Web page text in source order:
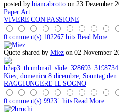
posted by biancabrotto on 23 Dezember
Paper Art
VIVERE CON PASSIONE
0 comment(s) 102267 hits Read More
Quote shared by Miez on 02 November
Kiev, domenica 8 dicembre, Sonntag den
RAGGIUNGERE IL SOGNO
0 comment(s) 99231 hits Read More